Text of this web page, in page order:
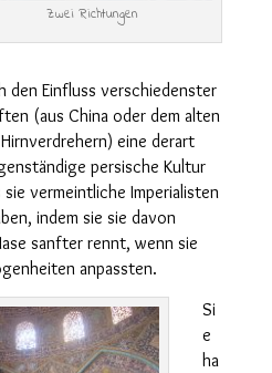
Zwei Richtungen
den Einfluss verschiedenster
(aus China oder dem alten
eine derart
persische Kultur
vermeintliche Imperialisten
indem sie sie davon
sanfter rennt, wenn sie
anpassten.
Si
e
ha